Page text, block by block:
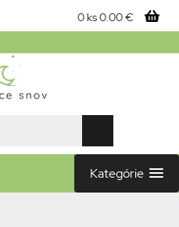
0 ks0.00 €
Kategórie